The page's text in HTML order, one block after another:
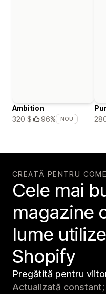
Ambition
320 $
96% NOU
CREATĂ PENTRU
Cele mai
magazine
lume
Shopify
Pregătită pentru
Actualizată